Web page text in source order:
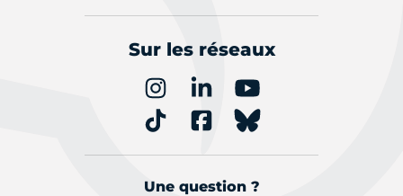
Sur les réseaux
Une question ?